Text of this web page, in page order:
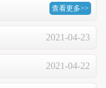
查看更多>>
2021-04-23
2021-04-22